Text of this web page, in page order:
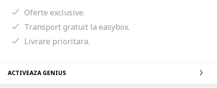
Oferte exclusive.
Transport gratuit la easybox.
Livrare prioritara.
ACTIVEAZA GENIUS